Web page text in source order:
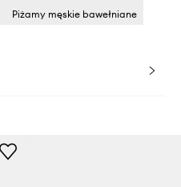
Piżamy męskie bawełniane